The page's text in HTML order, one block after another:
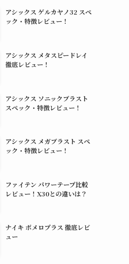
アシックス ゲルカヤノ32 スペ
ック・特徴レビュー！
アシックス メタスピードレイ
徹底レビュー！
アシックス ソニックブラスト
スペック・特徴レビュー！
アシックス メガブラスト スペ
ック・特徴レビュー！
ファイテン パワーテープ比較
レビュー！X30との違いは？
ナイキ ボメロプラス 徹底レビ
ュー